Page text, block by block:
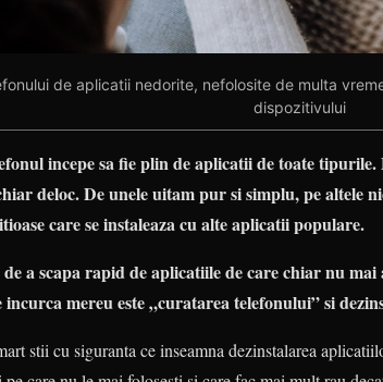
de aplicatii nedorite, nefolosite de multa
dispozitivului
incepe sa fie plin de aplicatii de toate tipurile.
deloc. De unele uitam pur si simplu, pe altele
care se instaleaza cu alte aplicatii populare.
a scapa rapid de aplicatiile de care chiar nu
mereu este „curatarea telefonului” si
stii cu siguranta ce inseamna dezinstalarea